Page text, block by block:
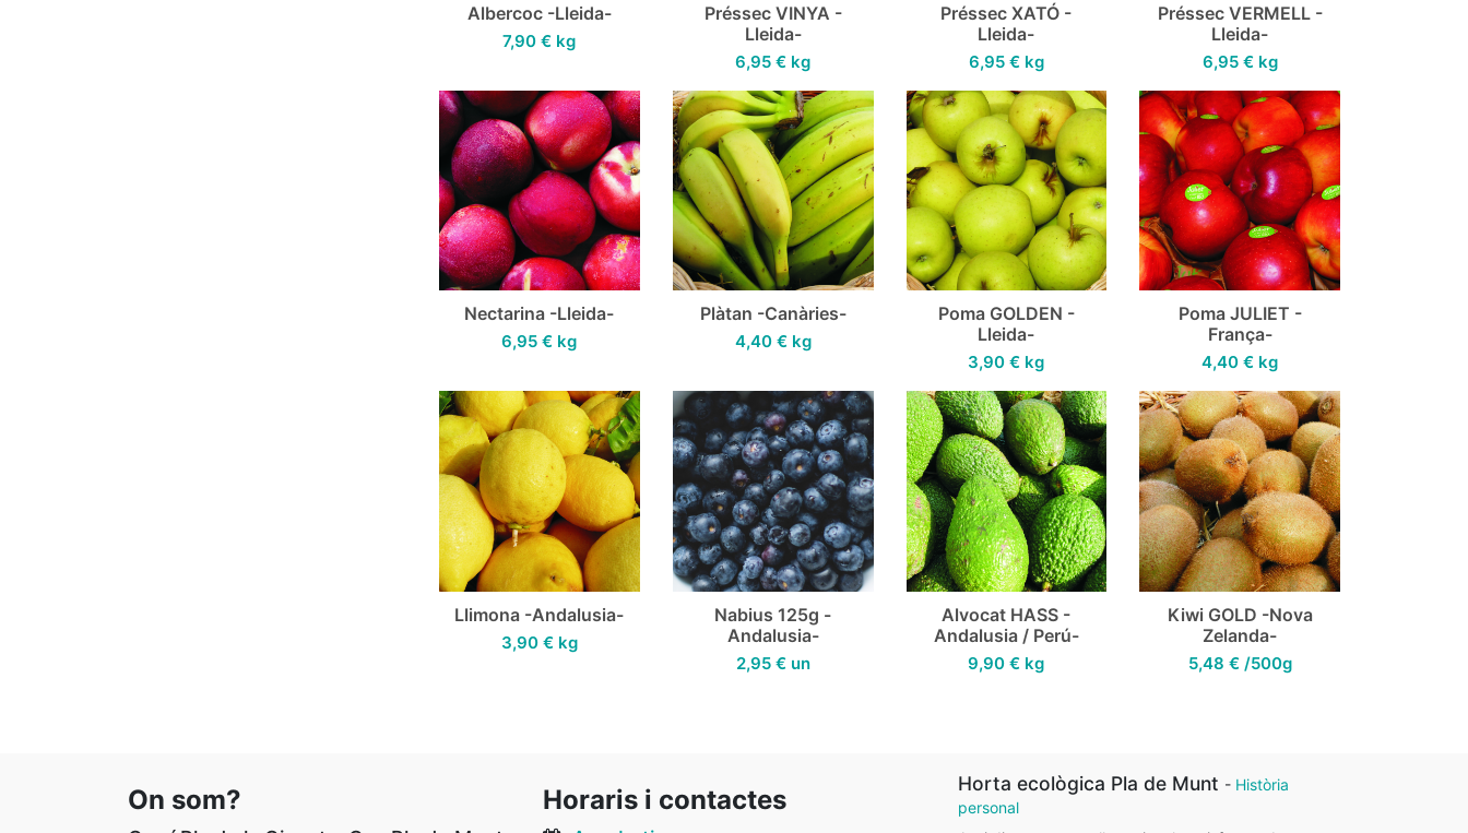
Albercoc -Lleida-
7,90 € kg
Préssec VINYA -
Lleida-
6,95 € kg
Préssec XATÓ -
Lleida-
6,95€ kg
Préssec VERMELL -
Lleida-
6,95€ kg
Nectarina -Lleida-
6,95 € kg
Plàtan -Canàries-
4,40€ kg
Poma GOLDEN -
Lleida-
3,90 € kg
Poma JULIET -
França-
4,40 € kg
Llimona -Andalusia-
3,90€ kg
Nabius 125g -
Andalusia-
2,95€ un
Alvocat HASS -
Andalusia / Perú-
9,90 € kg
Kiwi GOLD -Nova
Zelanda-
5,48 € /500g
On som? Horaris i contactes
Horta ecològica Pla de Munt - Història
personal